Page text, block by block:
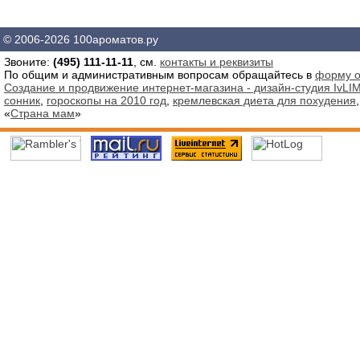
© 2006-2026 100ароматов.ру
Звоните: (495) 111-11-11 , см. контакты и реквизиты
По общим и административным вопросам обращайтесь в форму
Создание и продвижение интернет-магазина - дизайн-студия
сонник гороскопы на 2010 год кремлевская диета для похудения
«Страна мам»